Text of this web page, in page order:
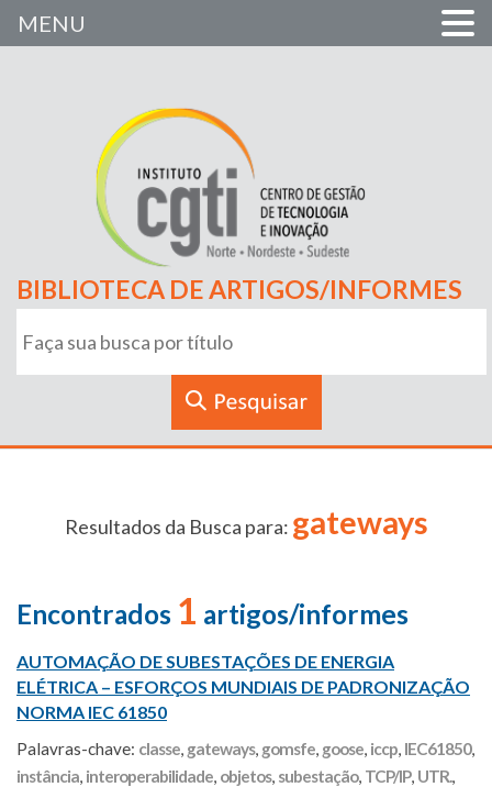
BIBLIOTECA DE ARTIGOS/INFORMES
Resultados da Busca para: gateways
Encontrados 1 artigos/informes
AUTOMAÇÃO DE SUBESTAÇÕES DE ENERGIA
ELÉTRICA – ESFORÇOS MUNDIAIS DE PADRONIZAÇÃO
NORMA IEC 61850
Palavras-chave: classe, gateways, gomsfe, goose, iccp, IEC61850,
instância, interoperabilidade, objetos, subestação, TCP/IP, UTR.,
MENU